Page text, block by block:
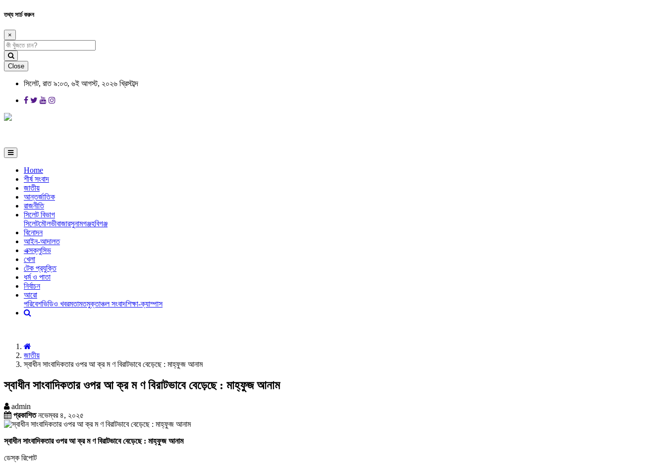
তথ্য সার্চ করুন
×
Close
সিলেট, রাত ৯:০৩, ৬ই আগস্ট, ২০২৬ খ্রিস্টাব্দ
Home
শীর্ষ সংবাদ
জাতীয়
আন্তর্জাতিক
রাজনীতি
সিলেট বিভাগ
সিলেটমৌলভীবাজারসুনামগঞ্জহবিগঞ্জ
বিনোদন
আইন-আদালত
এক্সক্লুসিভ
খেলা
টেক প্রযুক্তি
ধর্ম ও পাতা
নির্বাচন
আরো
পরিবেশভিডিও খবরমতামতমুক্তাঞ্চল সংবাদশিক্ষা-ক্যাম্পাস
জাতীয়
স্বাধীন সাংবাদিকতার ওপর আ ক্র ম ণ বিরাটভাবে বেড়েছে : মাহ্‌ফুজ আনাম
স্বাধীন সাংবাদিকতার ওপর আ ক্র ম ণ বিরাটভাবে বেড়েছে : মাহ্‌ফুজ আনাম
admin
প্রকাশিতনভেম্বর ৪, ২০২৫
স্বাধীন সাংবাদিকতার ওপর আ ক্র ম ণ বিরাটভাবে বেড়েছে : মাহ্‌ফুজ আনাম
ডেস্ক রিপোট